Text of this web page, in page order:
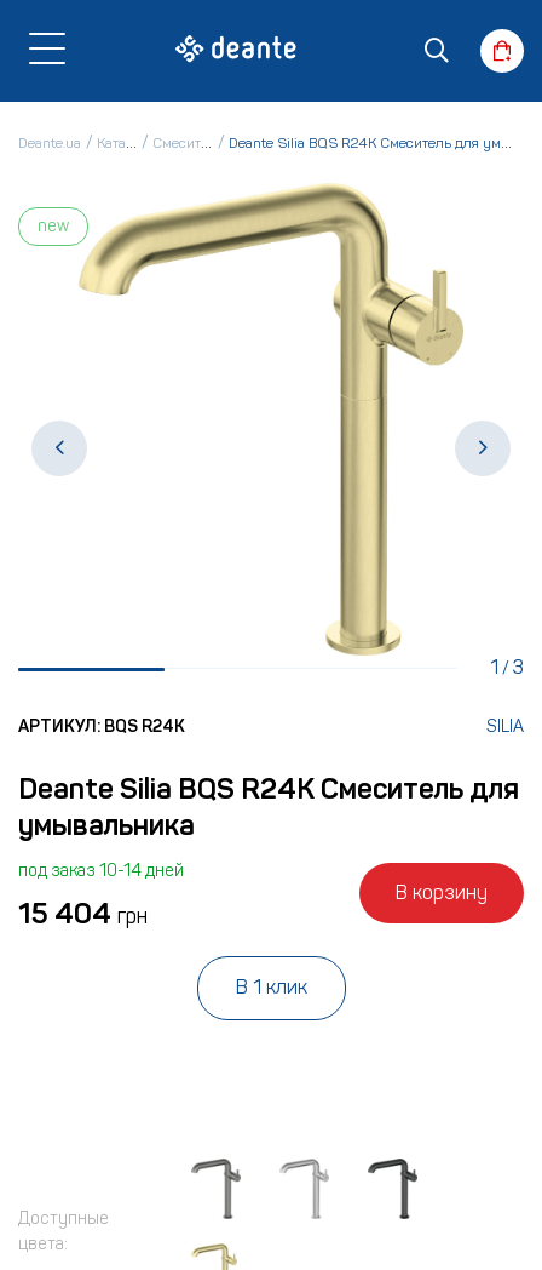
Deante.ua Каталог Смесители Deante Silia BQS R24K Смеситель для умывальника
new
1 /3
АРТИКУЛ: BQS R24K SILIA
Deante Silia BQS R24K Смеситель для
умывальника
под заказ 10-14 дней
15 404 грн
В корзину
В 1 клик
Доступные
цвета: